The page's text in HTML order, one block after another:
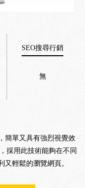
SEO搜尋行銷
無
簡單又具有強烈視覺效
採用此技術能夠在不同
輕鬆的瀏覽網頁。